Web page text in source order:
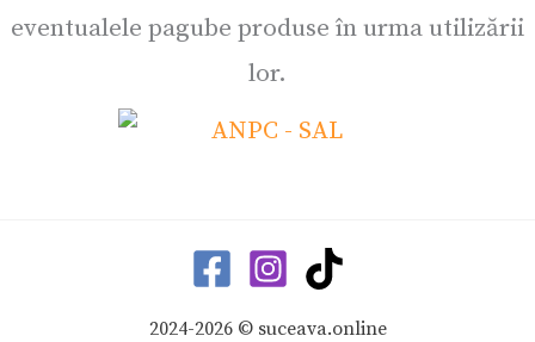
eventualele pagube produse în urma utilizării
lor.
2024-2026 © suceava.online